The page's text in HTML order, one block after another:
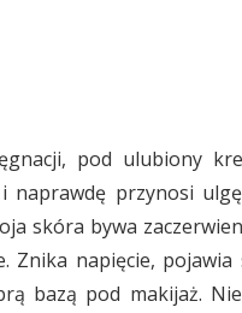
pod ulubiony
naprawdę przynosi
skóra bywa
Znika napięcie,
bazą pod makijaż.